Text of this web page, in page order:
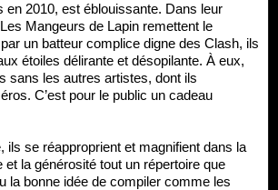
en 2010, est éblouissante. Dans leur
Mangeurs de Lapin remettent le
un batteur complice digne des Clash, ils
étoiles délirante et désopilante. À eux,
sans les autres artistes, dont ils
C’est pour le public un cadeau
ils se réapproprient et magnifient dans la
la générosité tout un répertoire que
la bonne idée de compiler comme les